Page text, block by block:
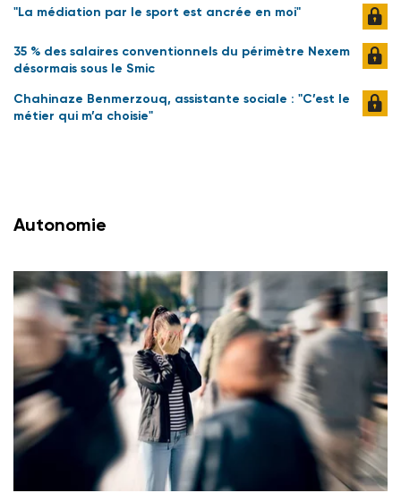
"La médiation par le sport est ancrée en moi"
35 % des salaires conventionnels du périmètre Nexem
désormais sous le Smic
Chahinaze Benmerzouq, assistante sociale : "C’est le
métier qui m’a choisie"
Autonomie